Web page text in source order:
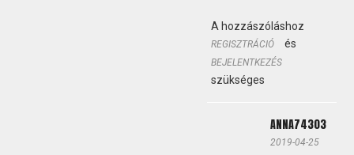
A hozzászóláshoz
REGISZTRÁCIÓ és
BEJELENTKEZÉS
szükséges
ANNA74303
2019-04-25